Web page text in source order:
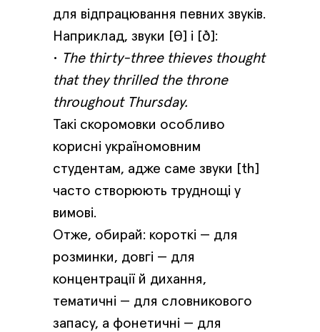
для відпрацювання певних звуків.
Наприклад, звуки [θ] і [ð]:
• The thirty-three thieves thought
that they thrilled the throne
throughout Thursday.
Такі скоромовки особливо
корисні україномовним
студентам, адже саме звуки [th]
часто створюють труднощі у
вимові.
Отже, обирай: короткі — для
розминки, довгі — для
концентрації й дихання,
тематичні — для словникового
запасу, а фонетичні — для